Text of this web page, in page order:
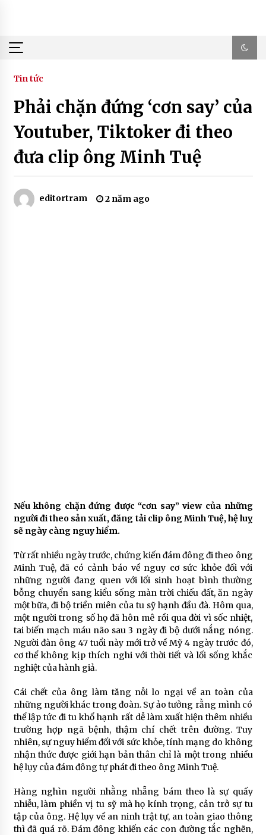
Tin tức
Phải chặn đứng ‘cơn say’ của
Youtuber, Tiktoker đi theo
đưa clip ông Minh Tuệ
editortram 2 năm ago
Nếu không chặn đứng được “cơn say” view của những
người đi theo sản xuất, đăng tải clip ông Minh Tuệ, hệ luỵ
sẽ ngày càng nguy hiểm.
Từ rất nhiều ngày trước, chứng kiến đám đông đi theo ông
Minh Tuệ, đã có cảnh báo về nguy cơ sức khỏe đối với
những người đang quen với lối sinh hoạt bình thường
bỗng chuyển sang kiểu sống màn trời chiếu đất, ăn ngày
một bữa, đi bộ triền miên của tu sỹ hạnh đầu đà. Hôm qua,
một người trong số họ đã hôn mê rồi qua đời vì sốc nhiệt,
tai biến mạch máu não sau 3 ngày đi bộ dưới nắng nóng.
Người đàn ông 47 tuổi này mới trở về Mỹ 4 ngày trước đó,
cơ thể không kịp thích nghi với thời tiết và lối sống khắc
nghiệt của hành giả.
Cái chết của ông làm tăng nỗi lo ngại về an toàn của
những người khác trong đoàn. Sự ảo tưởng rằng mình có
thể lập tức đi tu khổ hạnh rất dễ làm xuất hiện thêm nhiều
trường hợp ngã bệnh, thậm chí chết trên đường. Tuy
nhiên, sự nguy hiểm đối với sức khỏe, tính mạng do không
nhận thức được giới hạn bản thân chỉ là một trong nhiều
hệ lụy của đám đông tự phát đi theo ông Minh Tuệ.
Hàng nghìn người nhằng nhẵng bám theo là sự quấy
nhiễu, làm phiền vị tu sỹ mà họ kính trọng, cản trở sự tu
tập của ông. Hệ lụy về an ninh trật tự, an toàn giao thông
thì đã quá rõ. Đám đông khiến các con đường tắc nghẽn,